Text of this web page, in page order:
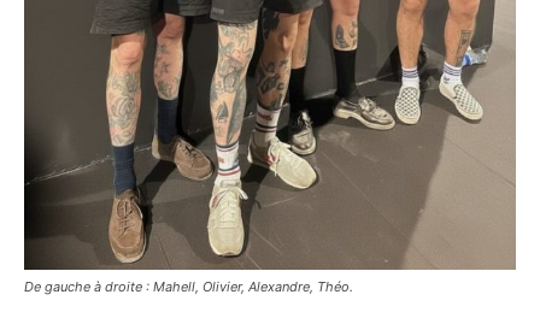
De gauche à droite : Mahell, Olivier, Alexandre, Théo.